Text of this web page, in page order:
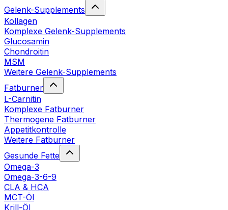
Gelenk-Supplements
Kollagen
Komplexe Gelenk-Supplements
Glucosamin
Chondroitin
MSM
Weitere Gelenk-Supplements
Fatburner
L-Carnitin
Komplexe Fatburner
Thermogene Fatburner
Appetitkontrolle
Weitere Fatburner
Gesunde Fette
Omega-3
Omega-3-6-9
CLA & HCA
MCT-Öl
Krill-Öl